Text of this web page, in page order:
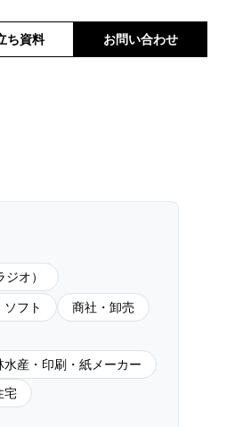
ち資料 お問い合わせ
オ）
フト
商社・卸売
水産・印刷・紙メーカー
宅